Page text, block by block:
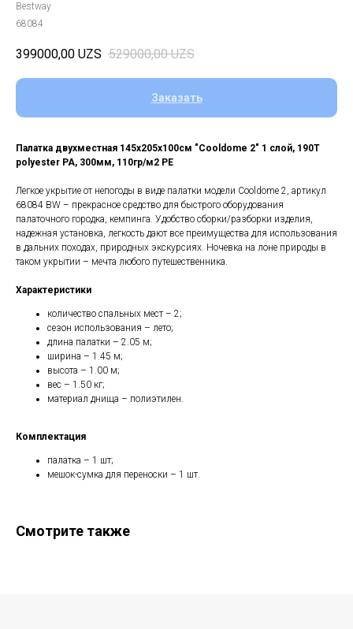
Bestway
68084
399000,00 UZS 529000,00 UZS
Заказать
Палатка двухместная 145x205x100см "Cooldome 2" 1 слой, 190Т
polyester PA, 300мм, 110гр/м2 PE
Легкое укрытие от непогоды в виде палатки модели Cooldome 2, артикул
68084 BW – прекрасное средство для быстрого оборудования
палаточного городка, кемпинга. Удобство сборки/разборки изделия,
надежная установка, легкость дают все преимущества для использования
в дальних походах, природных экскурсиях. Ночевка на лоне природы в
таком укрытии – мечта любого путешественника.
Характеристики
количество спальных мест – 2;
сезон использования – лето;
длина палатки – 2.05 м;
ширина – 1.45 м;
высота – 1.00 м;
вес – 1.50 кг;
материал днища – полиэтилен.
Комплектация
палатка – 1 шт;
мешок-сумка для переноски – 1 шт.
Смотрите также